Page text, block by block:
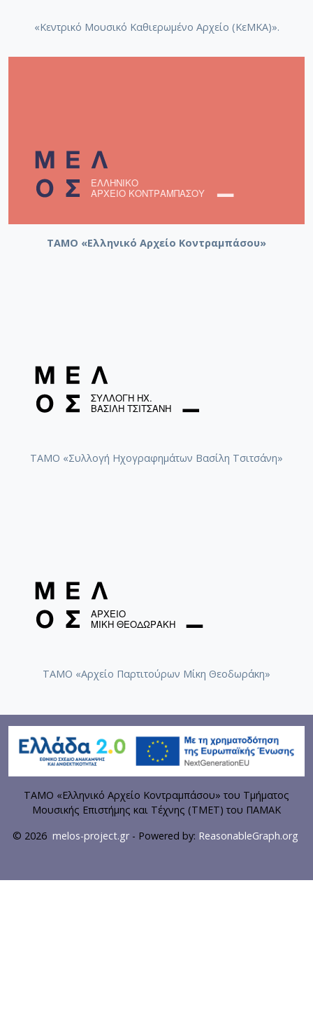
«Κεντρικό Μουσικό Καθιερωμένο Αρχείο (ΚεΜΚΑ)».
ΤΑΜΟ «Ελληνικό Αρχείο Κοντραμπάσου»
ΤΑΜΟ «Συλλογή Ηχογραφημάτων Βασίλη Τσιτσάνη»
ΤΑΜΟ «Αρχείο Παρτιτούρων Μίκη Θεοδωράκη»
ΤΑΜΟ «Ελληνικό Αρχείο Κοντραμπάσου» του Τμήματος
Μουσικής Επιστήμης και Τέχνης (ΤΜΕΤ) του ΠΑΜΑΚ
© 2026 melos-project.gr- Powered by: ReasonableGraph.org